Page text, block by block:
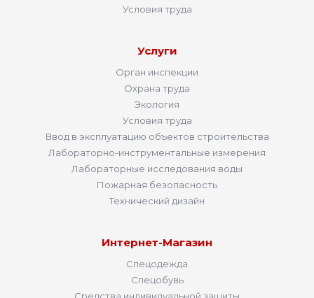
Условия труда
Услуги
Орган инспекции
Охрана труда
Экология
Условия труда
Ввод в эксплуатацию объектов строительства
Лабораторно-инструментальные измерения
Лабораторные исследования воды
Пожарная безопасность
Технический дизайн
Интернет-Магазин
Спецодежда
Спецобувь